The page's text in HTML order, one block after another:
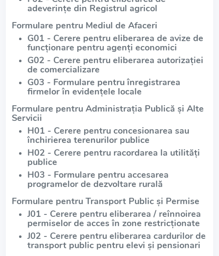
adeverințe din Registrul agricol
Formulare pentru Mediul de Afaceri
G01 - Cerere pentru eliberarea de avize de
funcționare pentru agenți economici
G02 - Cerere pentru eliberarea autorizației
de comercializare
G03 - Formulare pentru înregistrarea
firmelor în evidențele locale
Formulare pentru Administrația Publică și Alte
Servicii
H01 - Cerere pentru concesionarea sau
închirierea terenurilor publice
H02 - Cerere pentru racordarea la utilități
publice
H03 - Formulare pentru accesarea
programelor de dezvoltare rurală
Formulare pentru Transport Public și Permise
J01 - Cerere pentru eliberarea / reînnoirea
permiselor de acces în zone restricționate
J02 - Cerere pentru eliberarea cardurilor de
transport public pentru elevi și pensionari